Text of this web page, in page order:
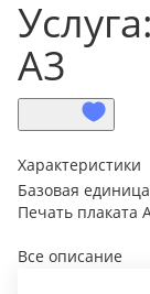
А3
Характеристики
Базовая единица
Печать плаката
Все описание